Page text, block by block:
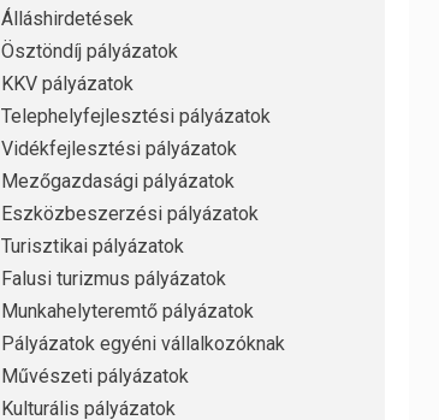
Álláshirdetések
Ösztöndíj pályázatok
KKV pályázatok
Telephelyfejlesztési pályázatok
Vidékfejlesztési pályázatok
Mezőgazdasági pályázatok
Eszközbeszerzési pályázatok
Turisztikai pályázatok
Falusi turizmus pályázatok
Munkahelyteremtő pályázatok
Pályázatok egyéni vállalkozóknak
Művészeti pályázatok
Kulturális pályázatok